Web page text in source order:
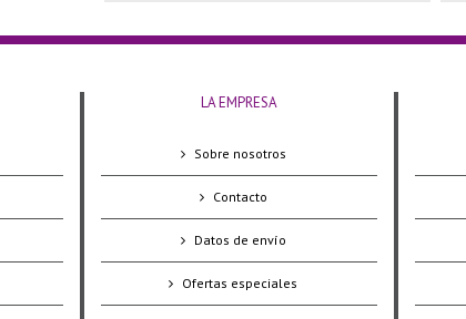
LA EMPRESA
Sobre nosotros
Contacto
Datos de envío
Ofertas especiales